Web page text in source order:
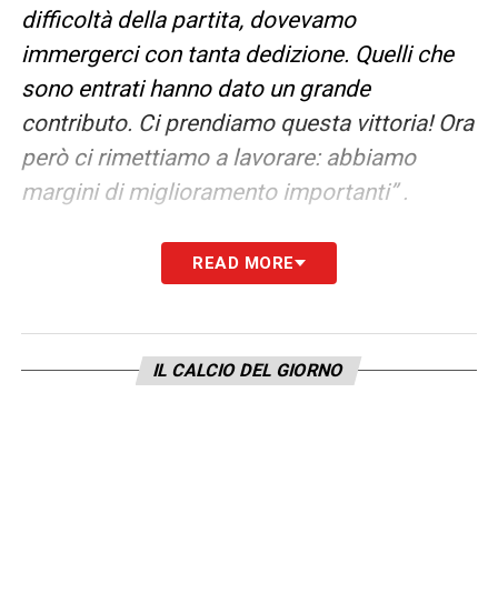
difficoltà della partita, dovevamo
immergerci con tanta dedizione. Quelli che
sono entrati hanno dato un grande
contributo. Ci prendiamo questa vittoria! Ora
però ci rimettiamo a lavorare: abbiamo
margini di miglioramento importanti” .
Un commento su Simeone?
di allenarlo. Io vedo un uomo straordinario e
un professionista che dà l’esempio alla
READ MORE
IL CALCIO DEL GIORNO